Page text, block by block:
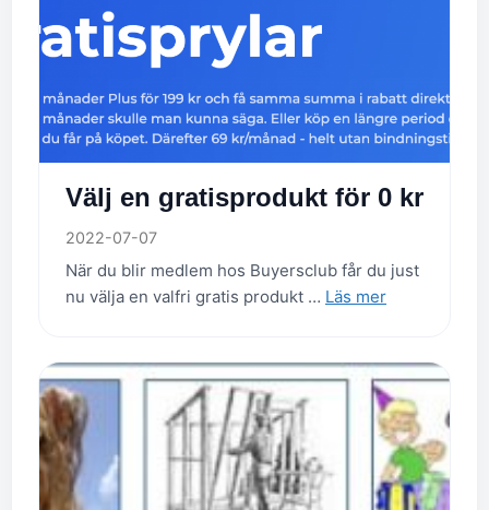
Välj en gratisprodukt för 0 kr
2022-07-07
När du blir medlem hos Buyersclub får du just
nu välja en valfri gratis produkt … Läs mer